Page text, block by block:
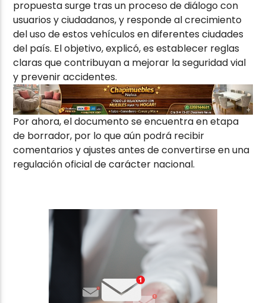
propuesta surge tras un proceso de diálogo con
usuarios y ciudadanos, y responde al crecimiento
del uso de estos vehículos en diferentes ciudades
del país. El objetivo, explicó, es establecer reglas
claras que contribuyan a mejorar la seguridad vial
y prevenir accidentes.
Por ahora, el documento se encuentra en etapa
de borrador, por lo que aún podrá recibir
comentarios y ajustes antes de convertirse en una
regulación oficial de carácter nacional.